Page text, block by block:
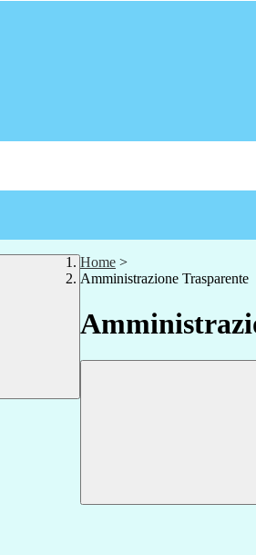
Home >
Amministrazione Trasparente